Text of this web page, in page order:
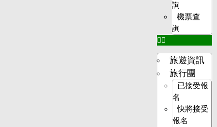
詢
機票查
詢
旅遊資訊
旅行團
已接受報
名
快將接受
報名